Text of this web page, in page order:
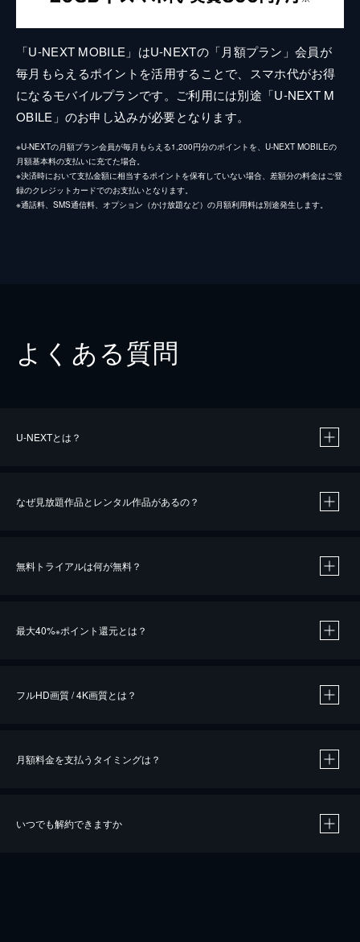
「U-NEXT MOBILE」はU-NEXTの「月額プラン」会員が
毎月もらえるポイントを活用することで、スマホ代がお得
になるモバイルプランです。ご利用には別途「U-NEXT M
OBILE」のお申し込みが必要となります。
※U-NEXTの月額プラン会員が毎月もらえる1,200円分のポイントを、U-NEXT MOBILEの
月額基本料の支払いに充てた場合。
※決済時において支払金額に相当するポイントを保有していない場合、差額分の料金はご登
録のクレジットカードでのお支払いとなります。
※通話料、SMS通信料、オプション（かけ放題など）の月額利用料は別途発生します。
よくある質問
U-NEXTとは？
なぜ見放題作品とレンタル作品があるの？
無料トライアルは何が無料？
最大40%※ポイント還元とは？
※40％ポイント還元の対象は、クレジットカード決済による作品の購入 / レンタルです。
iOSアプリのUコイン決済による作品の購入 / レンタルは、20％のポイント還元です。
フルHD画質 / 4K画質とは？
月額料金を支払うタイミングは？
いつでも解約できますか